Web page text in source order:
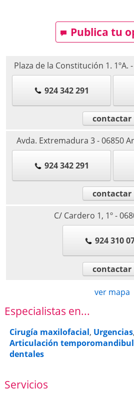
Publica tu
Plaza de la Constitución 1. 1ºA. -
924 342 291
contactar
Avda. Extremadura 3-06850
924 342 291
contactar
C/ Cardero 1, 1º-
924 310
contactar
ver mapa
Especialistas en...
Cirugía maxilofacial, Urgencias,
Articulación
dentales
Servicios